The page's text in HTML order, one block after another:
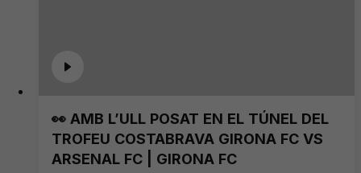
👀 AMB L’ULL POSAT EN EL TÚNEL DEL
TROFEU COSTABRAVA GIRONA FC VS
ARSENAL FC | GIRONA FC